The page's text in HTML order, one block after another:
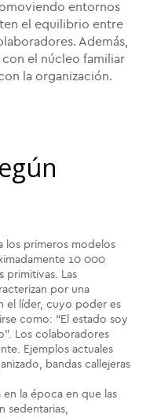
entornos
el equilibrio entre
Además,
el núcleo familiar
la organización.
los primeros modelos
10 000
primitivas. Las
por una
el líder, cuyo poder es
como: “El estado soy
Los colaboradores
Ejemplos actuales
bandas callejeras
en la época en que las
sedentarias,